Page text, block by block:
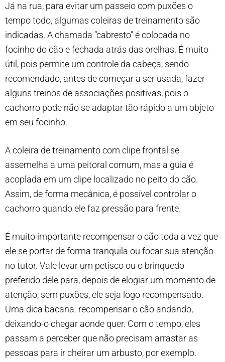
Já na rua, para evitar um passeio com puxões o
tempo todo, algumas coleiras de treinamento são
indicadas. A chamada “cabresto” é colocada no
focinho do cão e fechada atrás das orelhas. É muito
útil, pois permite um controle da cabeça, sendo
recomendado, antes de começar a ser usada, fazer
alguns treinos de associações positivas, pois o
cachorro pode não se adaptar tão rápido a um objeto
em seu focinho.
A coleira de treinamento com clipe frontal se
assemelha a uma peitoral comum, mas a guia é
acoplada em um clipe localizado no peito do cão.
Assim, de forma mecânica, é possível controlar o
cachorro quando ele faz pressão para frente.
É muito importante recompensar o cão toda a vez que
ele se portar de forma tranquila ou focar sua atenção
no tutor. Vale levar um petisco ou o brinquedo
preferido dele para, depois de elogiar um momento de
atenção, sem puxões, ele seja logo recompensado.
Uma dica bacana: recompensar o cão andando,
deixando-o chegar aonde quer. Com o tempo, eles
passam a perceber que não precisam arrastar as
pessoas para ir cheirar um arbusto, por exemplo.